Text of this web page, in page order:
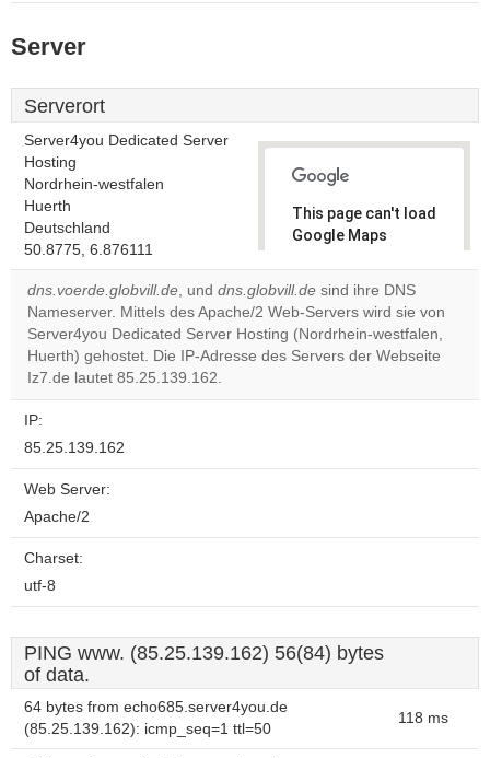
Server
Serverort
Server4you Dedicated Server
Hosting
Nordrhein-westfalen
Huerth
Deutschland
50.8775, 6.876111
This page can't load
Google Maps
Do you
website?
OK
dns.voerde.globvill.de, und dns.globvill.de sind ihre DNS
Nameserver. Mittels des Apache/2 Web-Servers wird sie von
Server4you Dedicated Server Hosting (Nordrhein-westfalen,
Huerth) gehostet. Die IP-Adresse des Servers der Webseite
Iz7.de lautet 85.25.139.162.
IP:
85.25.139.162
Web Server:
Apache/2
Charset:
utf-8
PING www. (85.25.139.162) 56(84) bytes
of data.
64 bytes from echo685.server4you.de
(85.25.139.162): icmp_seq=1 ttl=50
118 ms